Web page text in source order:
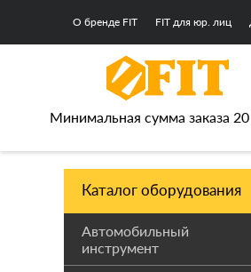
О бренде FIT FIT для юр. лиц
Минимальная сумма заказа
Каталог оборудования
Автомобильный
инструмент